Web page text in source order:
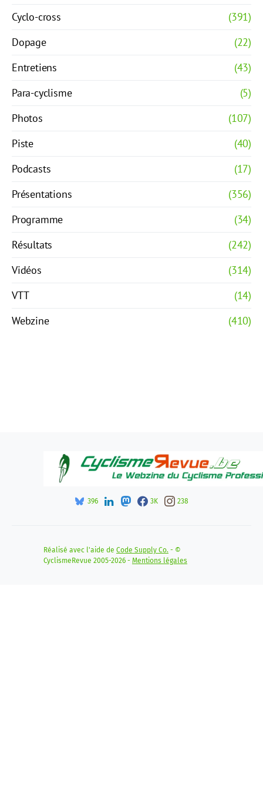
Cyclo-cross
(391)
Dopage
(22)
Entretiens
(43)
Para-cyclisme
(5)
Photos
(107)
Piste
(40)
Podcasts
(17)
Présentations
(356)
Programme
(34)
Résultats
(242)
Vidéos
(314)
VTT
(14)
Webzine
(410)
396 3K 238
Réalisé avec l'aide de Code Supply Co. - ©
CyclismeRevue 2005-2026 - Mentions légales